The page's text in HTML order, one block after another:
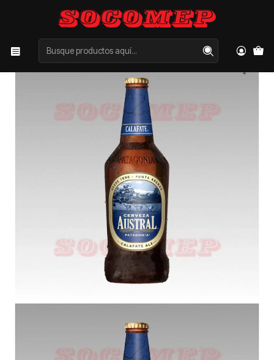
Inicio Categorías
CERVEZAS
Botellín Austral Calafate 500cc